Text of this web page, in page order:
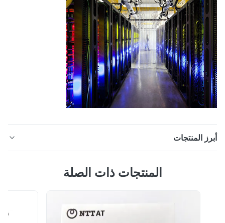
المنتجات
احتياجات العملاء.خصائص الوسادة لدينا هي سماكة نظيفة.يتم
المنتجات ذات الصلة